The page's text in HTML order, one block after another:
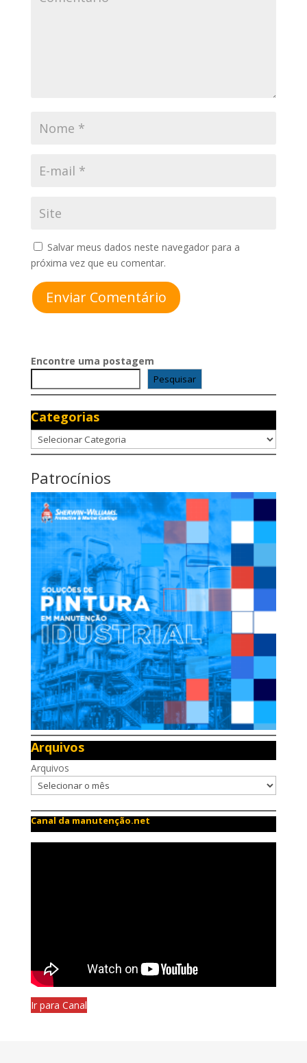
Salvar meus dados neste navegador para a
próxima vez que eu comentar.
Enviar Comentário
Encontre uma postagem
Pesquisar
Categorias
Categorias
Patrocínios
Arquivos
Arquivos
Canal da manutenção.net
Ir para Canal